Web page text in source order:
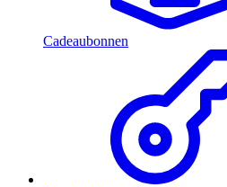
Cadeaubonnen